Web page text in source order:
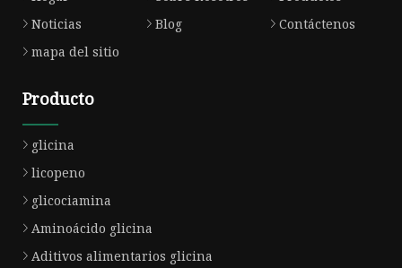
Noticias
Blog
Contáctenos
mapa del sitio
Producto
glicina
licopeno
glicociamina
Aminoácido glicina
Aditivos alimentarios glicina